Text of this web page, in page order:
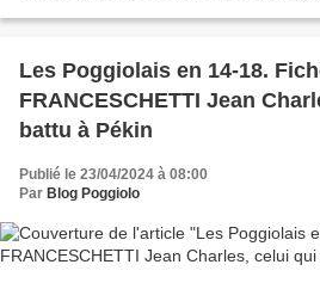
Les Poggiolais en 14-18.
FRANCESCHETTI Jean
battu à Pékin
Publié le 23/04/2024 à 08:00
Par Blog Poggiolo